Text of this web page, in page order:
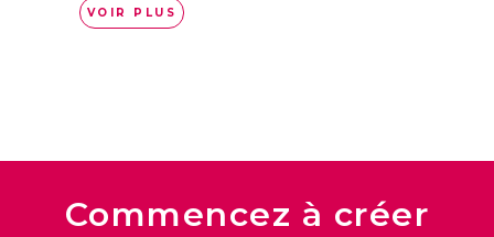
VOIR PLUS
Commencez à créer